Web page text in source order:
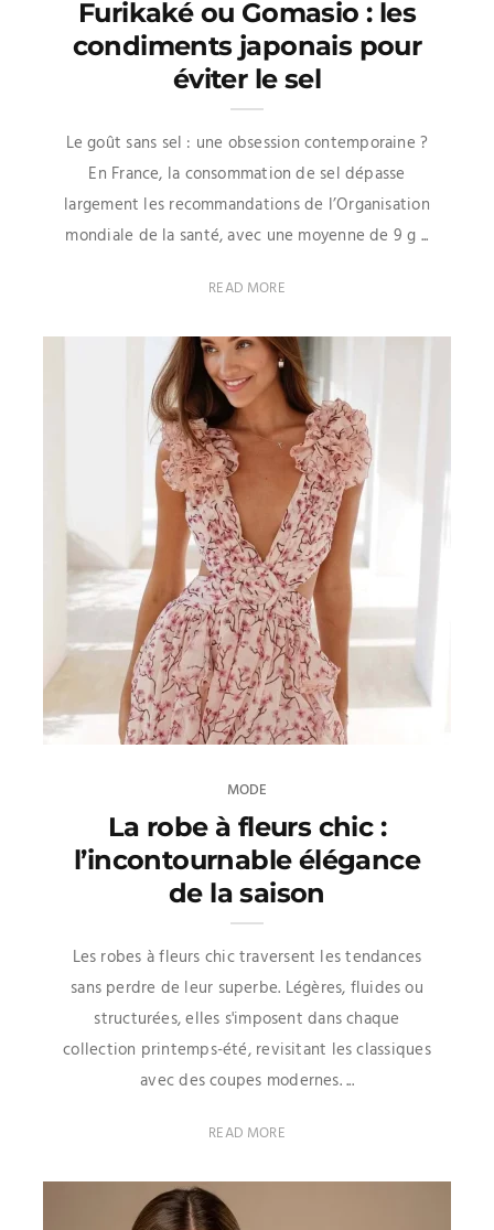
Furikaké ou Gomasio : les
condiments japonais pour
éviter le sel
Le goût sans sel : une obsession contemporaine ?
En France, la consommation de sel dépasse
largement les recommandations de l’Organisation
mondiale de la santé, avec une moyenne de 9 g ...
READ MORE
MODE
La robe à fleurs chic :
l’incontournable élégance
de la saison
Les robes à fleurs chic traversent les tendances
sans perdre de leur superbe. Légères, fluides ou
structurées, elles s'imposent dans chaque
collection printemps-été, revisitant les classiques
avec des coupes modernes. ...
READ MORE